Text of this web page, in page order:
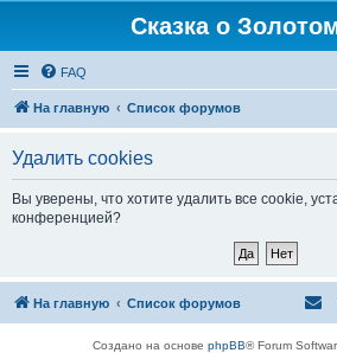
Сказка о
FAQ
На главную Список форумов
Удалить cookies
Вы уверены, что хотите удалить все cookie,
конференцией?
На главную Список форумов
Создано на основе phpBB® Forum